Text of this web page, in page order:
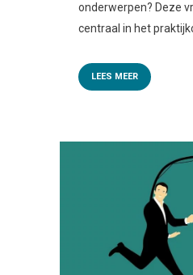
onderwerpen? Deze
centraal in het
LEES MEER